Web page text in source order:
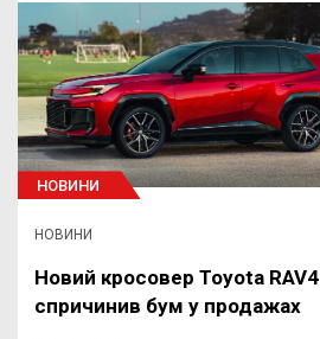
НОВИНИ
НОВИНИ
Новий кросовер Toyota RAV4
спричинив бум у продажах